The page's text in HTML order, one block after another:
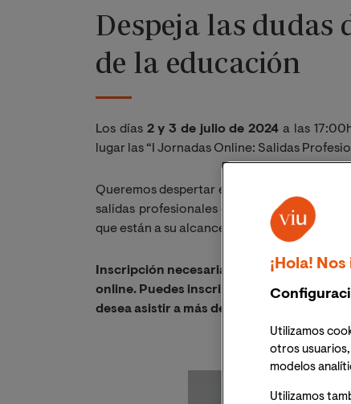
Despeja las
de la educación
Los días 2 y 3 de julio de 2024 a las
lugar las “I Jornadas Online: Salidas
Queremos despertar en los estudiantes,
salidas profesionales que ofrece el ámbito
que están a su alcance para especializarse
Inscripción necesaria. Recibirás el mismo
online. Puedes inscribirte a tantas
desea asistir a más de una sesión, se
¡Hola!
Utilizamos
otros
modelos
Utilizamos